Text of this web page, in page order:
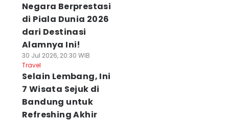
Negara Berprestasi
di Piala Dunia 2026
dari Destinasi
Alamnya Ini!
30 Jul 2026, 20:30 WIB
Travel
Selain Lembang, Ini
7 Wisata Sejuk di
Bandung untuk
Refreshing Akhir